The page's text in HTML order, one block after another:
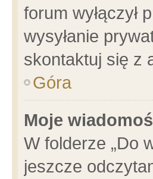
forum wyłączył
wysyłanie
skontaktuj się z
Góra
Moje
W folderze „Do
jeszcze